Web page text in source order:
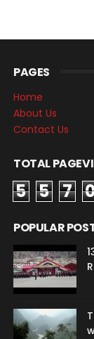
PAGES
Home
About Us
Contact Us
TOTAL
5 5 7
POPULAR